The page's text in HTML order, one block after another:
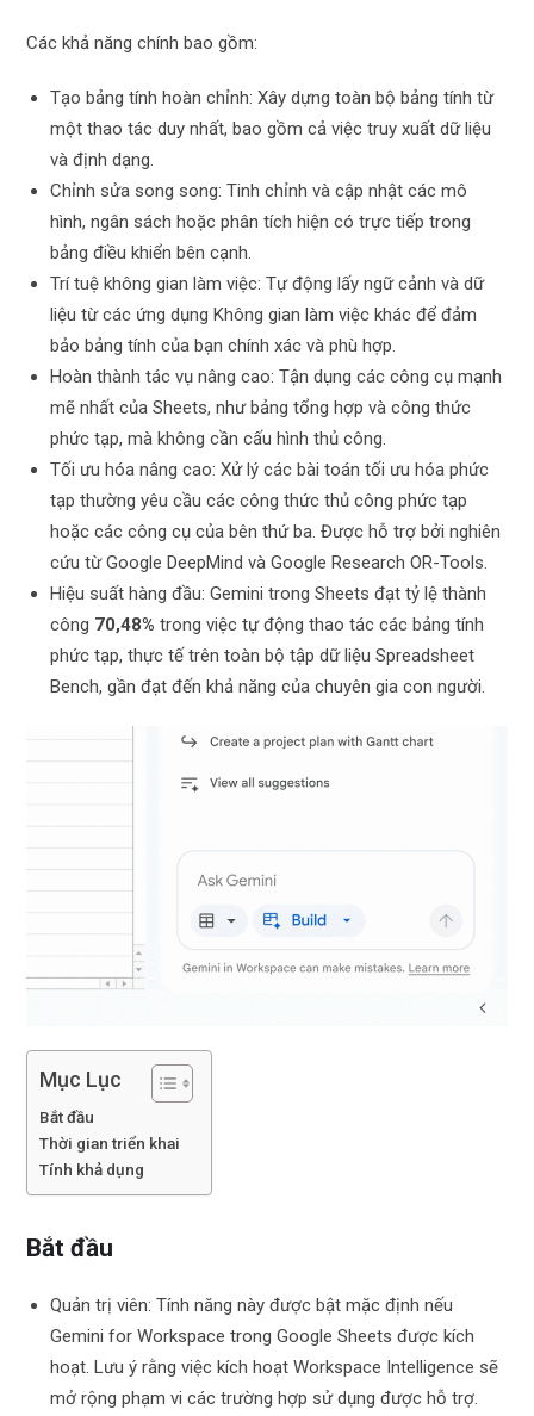
Các khả năng chính bao gồm:
Tạo bảng tính hoàn chỉnh: Xây dựng toàn bộ bảng tính từ
một thao tác duy nhất, bao gồm cả việc truy xuất dữ liệu
và định dạng.
Chỉnh sửa song song: Tinh chỉnh và cập nhật các mô
hình, ngân sách hoặc phân tích hiện có trực tiếp trong
bảng điều khiển bên cạnh.
Trí tuệ không gian làm việc: Tự động lấy ngữ cảnh và dữ
liệu từ các ứng dụng Không gian làm việc khác để đảm
bảo bảng tính của bạn chính xác và phù hợp.
Hoàn thành tác vụ nâng cao: Tận dụng các công cụ mạnh
mẽ nhất của Sheets, như bảng tổng hợp và công thức
phức tạp, mà không cần cấu hình thủ công.
Tối ưu hóa nâng cao: Xử lý các bài toán tối ưu hóa phức
tạp thường yêu cầu các công thức thủ công phức tạp
hoặc các công cụ của bên thứ ba. Được hỗ trợ bởi nghiên
cứu từ Google DeepMind và Google Research OR-Tools.
Hiệu suất hàng đầu: Gemini trong Sheets đạt tỷ lệ thành
công 70,48% trong việc tự động thao tác các bảng tính
phức tạp, thực tế trên toàn bộ tập dữ liệu Spreadsheet
Bench, gần đạt đến khả năng của chuyên gia con người.
Mục Lục
Bắt đầu
Thời gian triển khai
Tính khả dụng
Bắt đầu
Quản trị viên: Tính năng này được bật mặc định nếu
Gemini for Workspace trong Google Sheets được kích
hoạt. Lưu ý rằng việc kích hoạt Workspace Intelligence sẽ
mở rộng phạm vi các trường hợp sử dụng được hỗ trợ.